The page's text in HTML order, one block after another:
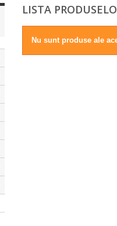
LISTA
Nu sunt produse ale